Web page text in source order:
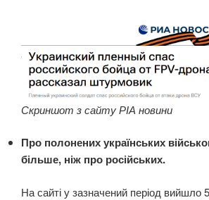
Скриншот з сайту РІА новини
Про полонених українських
більше, ніж про російських.
На сайті у зазначений період вийшло